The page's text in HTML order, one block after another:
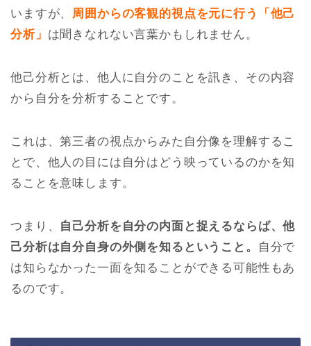
いますが、 周囲からの客観的視点を元に行う「他己
分析」 は聞きなれない言葉かもしれません。
他己分析とは、他人に自分のことを訊き、その内容
から自分を分析することです。
これは、第三者の視点からみた自分像を理解するこ
とで、他人の目には自分はどう映っているのかを知
ることを意味します。
つまり、 自己分析を自分の内面と捉えるならば、他
己分析は自分自身の外側を知るということ。
自分で
は知らなかった一面を知ることができる可能性もあ
るのです。